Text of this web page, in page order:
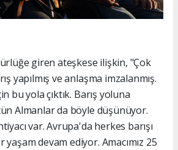
giren ateşkese ilişkin, "Çok
yapılmış ve anlaşma imzalanmış.
bu yola çıktık. Barış yoluna
Almanlar da böyle düşünüyor.
var. Avrupa'da herkes barışı
yaşam devam ediyor. Amacımız 25